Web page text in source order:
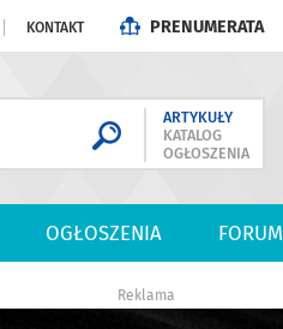
KONTAKT PRENUMERATA
ARTYKUŁY
KATALOG
OGŁOSZENIA
OGŁOSZENIA FORUM
Reklama